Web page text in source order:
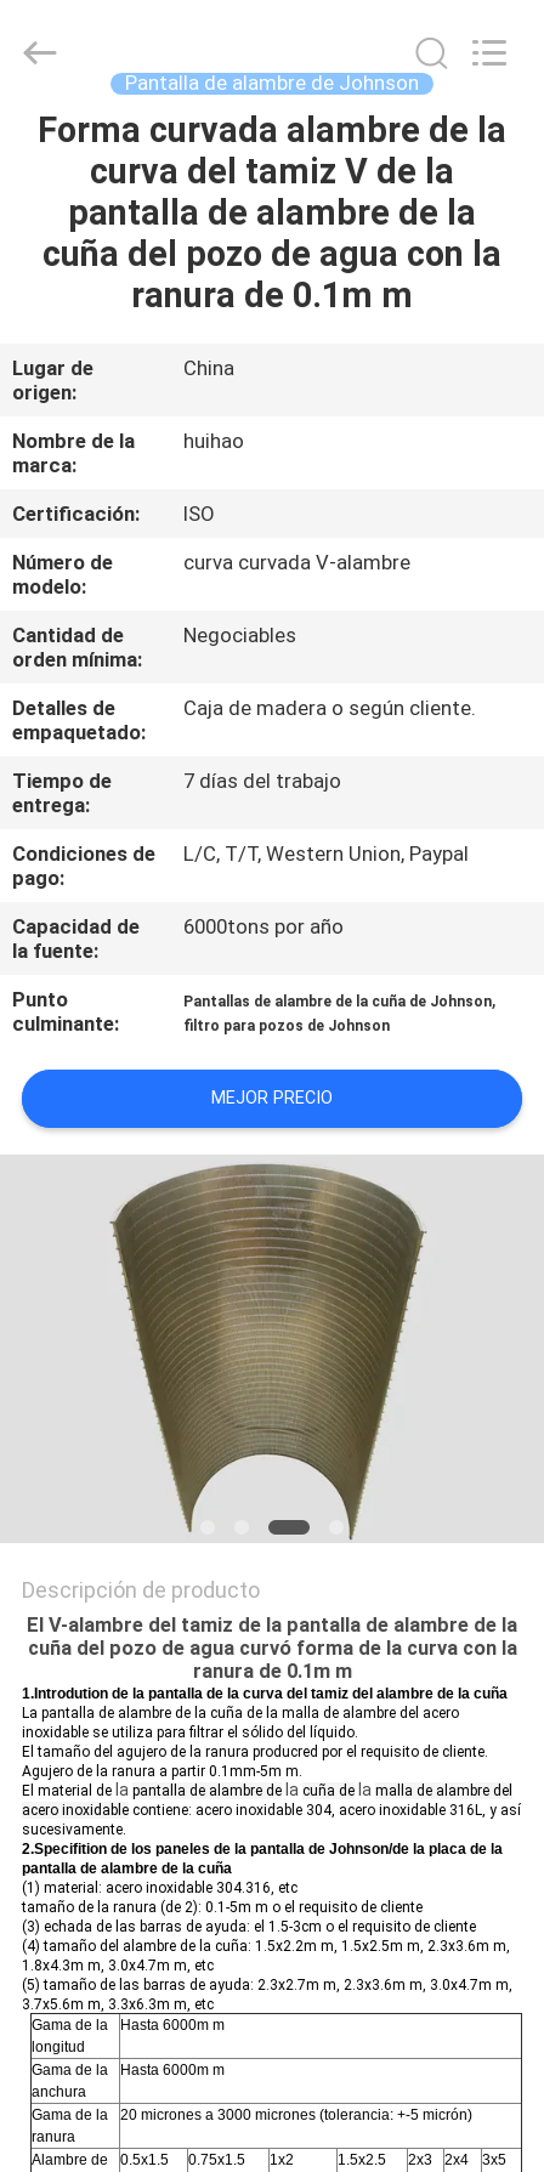
EN
PRODUCTOS
NOSOTROS
RECORRIDO
POR
LA
FÁBRICA
CONTROL
CALIDAD
CONTÁCTENOS
NOTICIAS
CASOS
DE
TRABAJO
MAPA
DEL
PRIVACY
Mesh
Product
Reserved.
Pantalla de alambre de Johnson
Forma curvada alambre de la
curva del tamiz V de la
pantalla de alambre de la
cuña del pozo de agua con la
ranura de 0.1m m
Lugar de
origen:
China
Nombre de la
marca:
huihao
Certificación:
ISO
Número de
modelo:
curva curvada V-alambre
Cantidad de
orden mínima:
Negociables
Detalles de
empaquetado:
Caja de madera o según cliente.
Tiempo de
entrega:
7 días del trabajo
Condiciones de
pago:
L/C, T/T, Western Union, Paypal
Capacidad de
la fuente:
6000tons por año
Punto
culminante:
Pantallas de alambre de la cuña de Johnson,
filtro para pozos de Johnson
MEJOR PRECIO
Descripción de producto
El V-alambre del tamiz de la pantalla de alambre de la
cuña del pozo de agua curvó forma de la curva con la
ranura de 0.1m m
1.Introdution de la pantalla de la curva del tamiz del alambre de la cuña
La pantalla de alambre de la cuña de la malla de alambre del acero
inoxidable se utiliza para filtrar el sólido del líquido.
El tamaño del agujero de la ranura producred por el requisito de cliente.
Agujero de la ranura a partir 0.1mm-5m m.
El material dela pantalla de alambre dela cuña dela malla de alambre del
acero inoxidablecontiene: acero inoxidable 304, acero inoxidable 316L, y así
sucesivamente.
2.Specifition de los paneles de la pantalla de Johnson/de la placa de la
pantalla de alambre de la cuña
(1) material: acero inoxidable 304.316, etc
tamaño de la ranura (de 2): 0.1-5m m o el requisito de cliente
(3) echada de las barras de ayuda: el 1.5-3cm o el requisito de cliente
(4) tamaño del alambre de la cuña: 1.5x2.2m m, 1.5x2.5m m, 2.3x3.6m m,
1.8x4.3m m, 3.0x4.7m m, etc
(5) tamaño de las barras de ayuda: 2.3x2.7m m, 2.3x3.6m m, 3.0x4.7m m,
3.7x5.6m m, 3.3x6.3m m, etc
Gama de la
longitud
Hasta 6000m m
Gama de la
anchura
Hasta 6000m m
Gama de la
ranura
20 micrones a 3000 micrones (tolerancia: +-5 micrón)
Alambre de
0.5x1.5 0.75x1.5 1x2 1.5x2.5 2x3 2x4 3x5